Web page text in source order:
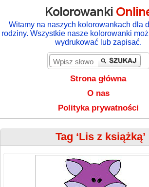
Kolorowanki
Witamy na naszych kolorowankach dla
rodziny. Wszystkie nasze kolorowanki
wydrukować lub zapisać.
Strona główna
O nas
Polityka prywatności
Tag ‘Lis z książką’